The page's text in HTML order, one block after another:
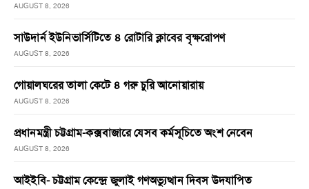
AUGUST 8, 2026
সাউদার্ন ইউনিভার্সিটিতে ৪ রোটারি ক্লাবের বৃক্ষরোপণ
AUGUST 8, 2026
গোয়ালঘরের তালা কেটে ৪ গরু চুরি আনোয়ারায়
AUGUST 8, 2026
প্রধানমন্ত্রী চট্টগ্রাম-কক্সবাজারে যেসব কর্মসূচিতে অংশ নেবেন
AUGUST 8, 2026
আইইবি- চট্টগ্রাম কেন্দ্রে জুলাই গণঅভ্যুত্থান দিবস উদযাপিত